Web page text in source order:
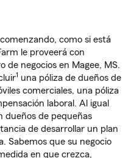
como si está
le proveerá con
de negocios en Magee, MS.
1 una póliza de dueños de
comerciales, una póliza
laboral. Al igual
dueños de pequeñas
de desarrollar un plan
Sabemos que su negocio
en que crezca,